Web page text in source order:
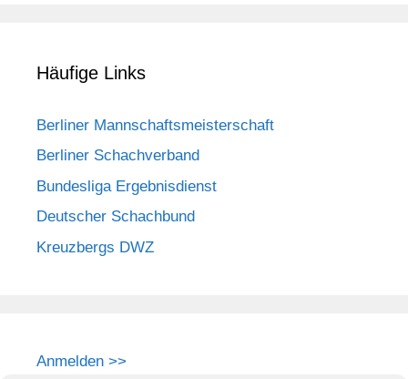
Häufige Links
Berliner Mannschaftsmeisterschaft
Berliner Schachverband
Bundesliga Ergebnisdienst
Deutscher Schachbund
Kreuzbergs DWZ
Anmelden >>